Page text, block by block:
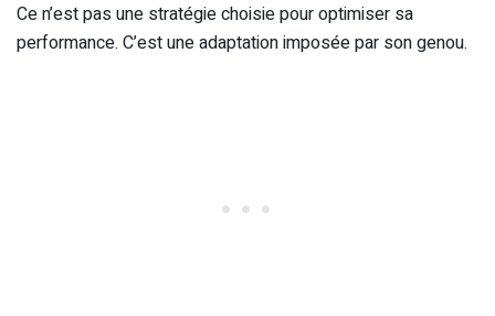
Ce n’est pas une stratégie choisie pour optimiser sa
performance. C’est une adaptation imposée par son genou.